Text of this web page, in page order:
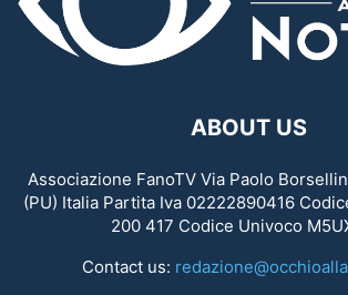
ABOUT US
Associazione FanoTV Via Paolo
(PU) Italia Partita Iva 02222890416
200 417 Codice Univoco
Contact us: